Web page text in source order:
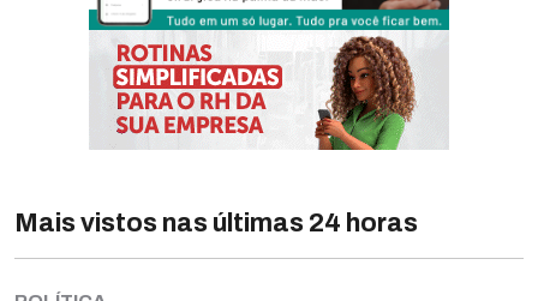
Mais vistos nas últimas 24 horas